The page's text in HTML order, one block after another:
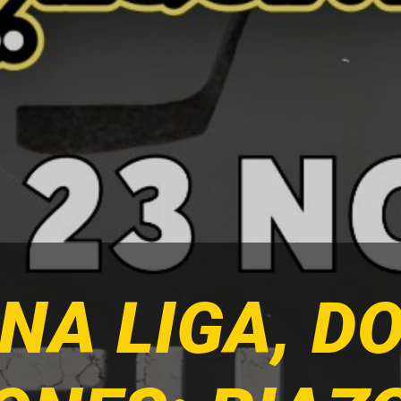
LIGA,